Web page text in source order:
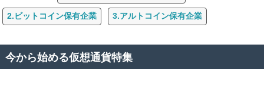
2.ビットコイン保有企業 3.アルトコイン保有企業
今から始める仮想通貨特集